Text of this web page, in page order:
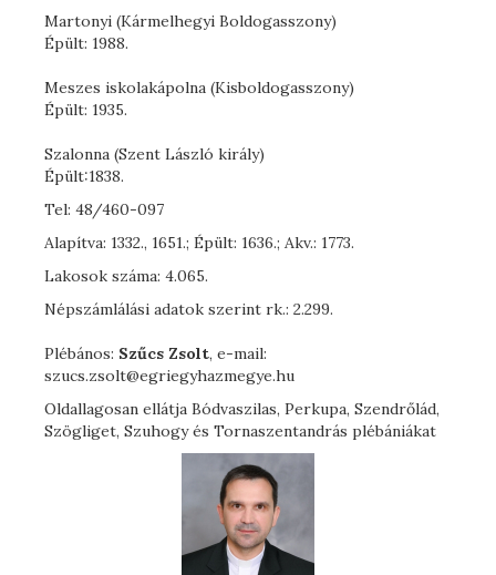
Martonyi (Kármelhegyi Boldogasszony)
Épült: 1988.
Meszes iskolakápolna (Kisboldogasszony)
Épült: 1935.
Szalonna (Szent László király)
Épült:1838.
Tel: 48/460-097
Alapítva: 1332., 1651.; Épült: 1636.; Akv.: 1773.
Lakosok száma: 4.065.
Népszámlálási adatok szerint rk.: 2.299.
Plébános: Szűcs Zsolt, e-mail:
szucs.zsolt@egriegyhazmegye.hu
Oldallagosan ellátja Bódvaszilas, Perkupa, Szendrőlád,
Szögliget, Szuhogy és Tornaszentandrás plébániákat